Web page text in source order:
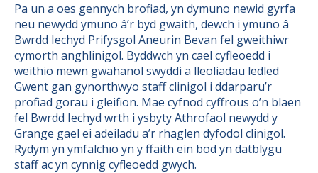
Pa un a oes gennych brofiad, yn dymuno newid gyrfa
neu newydd ymuno â’r byd gwaith, dewch i ymuno â
Bwrdd Iechyd Prifysgol Aneurin Bevan fel gweithiwr
cymorth anghlinigol. Byddwch yn cael cyfleoedd i
weithio mewn gwahanol swyddi a lleoliadau ledled
Gwent gan gynorthwyo staff clinigol i ddarparu’r
profiad gorau i gleifion. Mae cyfnod cyffrous o’n blaen
fel Bwrdd Iechyd wrth i ysbyty Athrofaol newydd y
Grange gael ei adeiladu a’r rhaglen dyfodol clinigol.
Rydym yn ymfalchïo yn y ffaith ein bod yn datblygu
staff ac yn cynnig cyfleoedd gwych.